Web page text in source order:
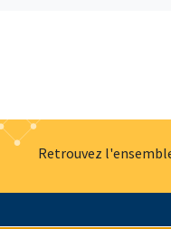
Retrouvez